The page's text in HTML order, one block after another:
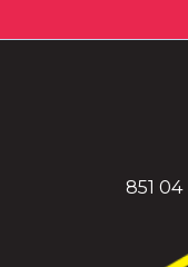
851